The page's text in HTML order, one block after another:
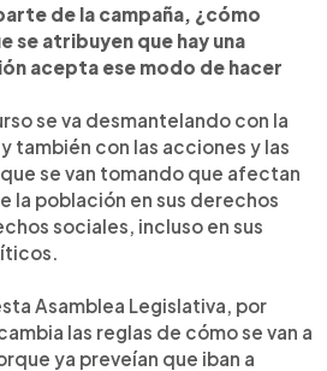
de la campaña, ¿cómo
se atribuyen que hay una
acepta ese modo de hacer
se va desmantelando con la
también con las acciones y las
se van tomando que afectan
la población en sus derechos
sociales, incluso en sus
Asamblea Legislativa, por
las reglas de cómo se van a
ya preveían que iban a